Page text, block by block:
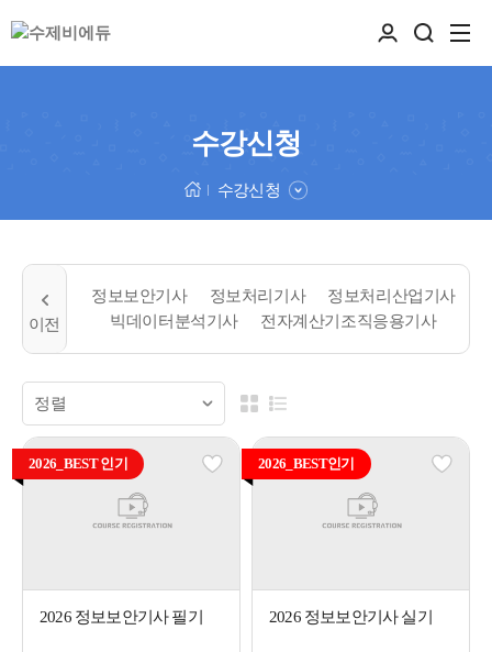
수강신청
수강신청
정보보안기사 정보처리기사
정보처리산업기사
빅데이터분석기사
전자계산기조직응용기사
2026_BEST 인기
2026 정보보안기사 필기
2026_BEST인기
2026 정보보안기사 실기